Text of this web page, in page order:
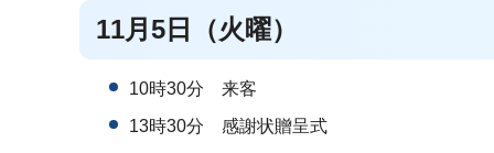
11月5日（火曜）
10時30分 来客
13時30分 感謝状贈呈式